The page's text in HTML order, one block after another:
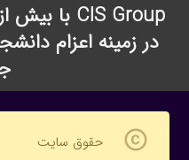
در زمینه اعزام
copyright حقوق سایت